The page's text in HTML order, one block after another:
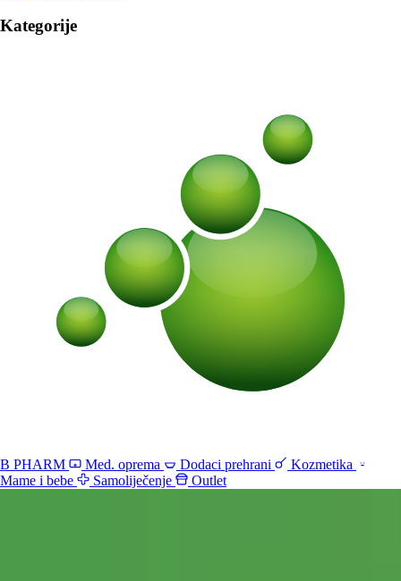
Kategorije
B PHARM Med. oprema Dodaci prehrani
Kozmetika
Mame i bebe
Samoliječenje Outlet